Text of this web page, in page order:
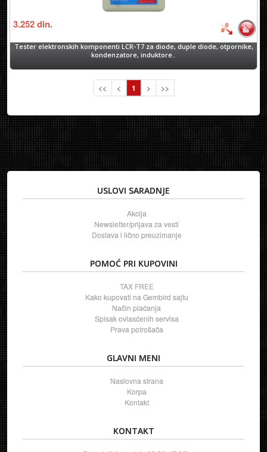
3.252din.
Tester elektronskih komponenti LCR-T7 za diode, duple diode, otpornike,
kondenzatore, induktore..
<< < 1 > >>
USLOVI SARADNJE
Akcija
Newsletter/prijava za vesti
Dostava i lično preuzimanje
POMOĆ PRI KUPOVINI
TAX FREE
Kako kupovati na Gembird sajtu
Način plaćanja
Spisak ovlasćenih servisa
Prava potrošača
GLAVNI MENI
Naslovna strana
Korpa
Kontakt
KONTAKT